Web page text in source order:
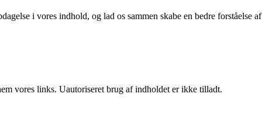
i vores indhold, og lad os sammen skabe en bedre forståelse af
vores links. Uautoriseret brug af indholdet er ikke tilladt.